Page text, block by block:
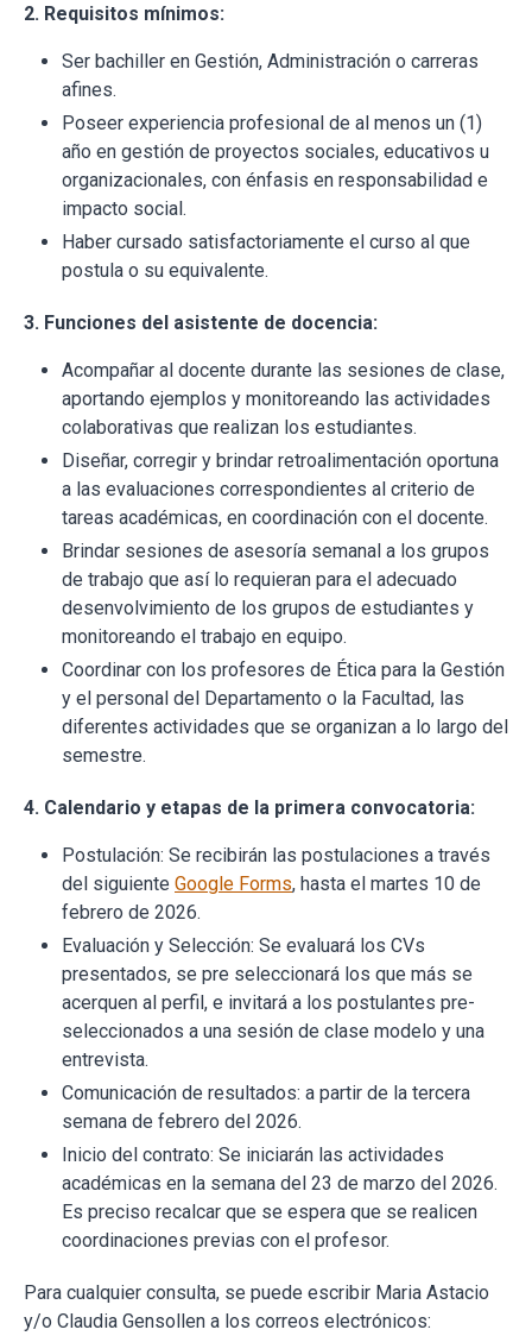
2. Requisitos mínimos:
Ser bachiller en Gestión, Administración o carreras
afines.
Poseer experiencia profesional de al menos un (1)
año en gestión de proyectos sociales, educativos u
organizacionales, con énfasis en responsabilidad e
impacto social.
Haber cursado satisfactoriamente el curso al que
postula o su equivalente.
3. Funciones del asistente de docencia:
Acompañar al docente durante las sesiones de clase,
aportando ejemplos y monitoreando las actividades
colaborativas que realizan los estudiantes.
Diseñar, corregir y brindar retroalimentación oportuna
a las evaluaciones correspondientes al criterio de
tareas académicas, en coordinación con el docente.
Brindar sesiones de asesoría semanal a los grupos
de trabajo que así lo requieran para el adecuado
desenvolvimiento de los grupos de estudiantes y
monitoreando el trabajo en equipo.
Coordinar con los profesores de Ética para la Gestión
y el personal del Departamento o la Facultad, las
diferentes actividades que se organizan a lo largo del
semestre.
4. Calendario y etapas de la primera convocatoria:
Postulación: Se recibirán las postulaciones a través
del siguiente Google Forms, hasta el martes 10 de
febrero de 2026.
Evaluación y Selección: Se evaluará los CVs
presentados, se pre seleccionará los que más se
acerquen al perfil, e invitará a los postulantes pre-
seleccionados a una sesión de clase modelo y una
entrevista.
Comunicación de resultados: a partir de la tercera
semana de febrero del 2026.
Inicio del contrato: Se iniciarán las actividades
académicas en la semana del 23 de marzo del 2026.
Es preciso recalcar que se espera que se realicen
coordinaciones previas con el profesor.
Para cualquier consulta, se puede escribir Maria Astacio
y/o Claudia Gensollen a los correos electrónicos: